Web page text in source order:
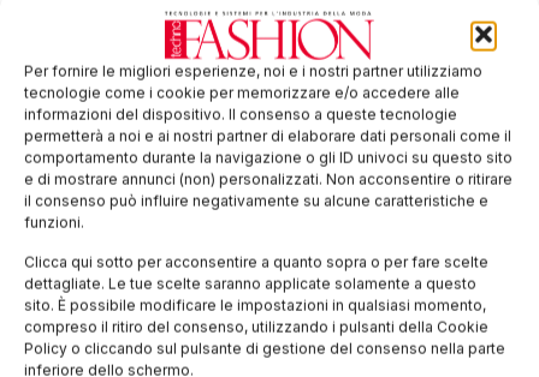
Per fornire le migliori esperienze, noi e i nostri partner utilizziamo
tecnologie come i cookie per memorizzare e/o accedere alle
informazioni del dispositivo. Il consenso a queste tecnologie
permetterà a noi e ai nostri partner di elaborare dati personali come il
comportamento durante la navigazione o gli ID univoci su questo sito
e di mostrare annunci (non) personalizzati. Non acconsentire o ritirare
il consenso può influire negativamente su alcune caratteristiche e
funzioni.
Clicca qui sotto per acconsentire a quanto sopra o per fare scelte
dettagliate. Le tue scelte saranno applicate solamente a questo
sito. È possibile modificare le impostazioni in qualsiasi momento,
compreso il ritiro del consenso, utilizzando i pulsanti della Cookie
Policy o cliccando sul pulsante di gestione del consenso nella parte
inferiore dello schermo.
Dal distretto tessile di Como ai mercati
Il progetto LaForte è frutto di una visione imprenditoriale che
in breve tempo ha collocato l’eccellenza di una produzione
tutta italiana all’attenzione del mercato globale. La tecnologia
sviluppata dal dipartimento